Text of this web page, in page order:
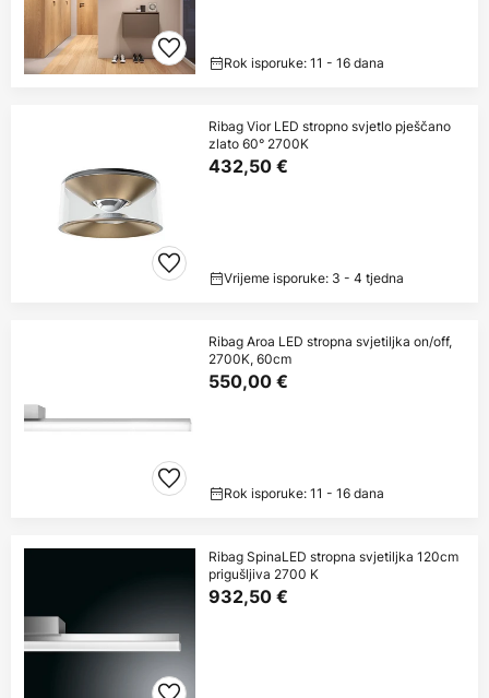
Rok isporuke: 11 - 16 dana
Ribag Vior LED stropno svjetlo pješčano
zlato 60° 2700K
432,50 €
Vrijeme isporuke: 3 - 4 tjedna
Ribag Aroa LED stropna svjetiljka on/off,
2700K, 60cm
550,00 €
Rok isporuke: 11 - 16 dana
Ribag SpinaLED stropna svjetiljka 120cm
prigušljiva 2700 K
932,50 €